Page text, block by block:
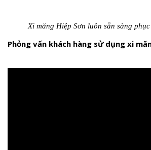
Xi măng Hiệp Sơn luôn sẵn sàng
Phỏng vấn khách hàng sử dụng xi